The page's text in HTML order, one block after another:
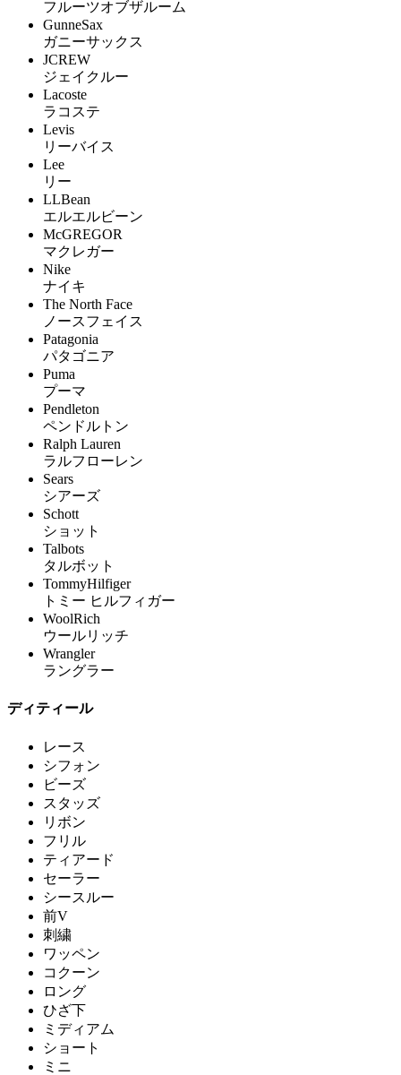
フルーツオブザルーム
GunneSax
ガニーサックス
JCREW
ジェイクルー
Lacoste
ラコステ
Levis
リーバイス
Lee
リー
LLBean
エルエルビーン
McGREGOR
マクレガー
Nike
ナイキ
The North Face
ノースフェイス
Patagonia
パタゴニア
Puma
プーマ
Pendleton
ペンドルトン
Ralph Lauren
ラルフローレン
Sears
シアーズ
Schott
ショット
Talbots
タルボット
TommyHilfiger
トミー ヒルフィガー
WoolRich
ウールリッチ
Wrangler
ラングラー
ディティール
レース
シフォン
ビーズ
スタッズ
リボン
フリル
ティアード
セーラー
シースルー
前V
刺繍
ワッペン
コクーン
ロング
ひざ下
ミディアム
ショート
ミニ